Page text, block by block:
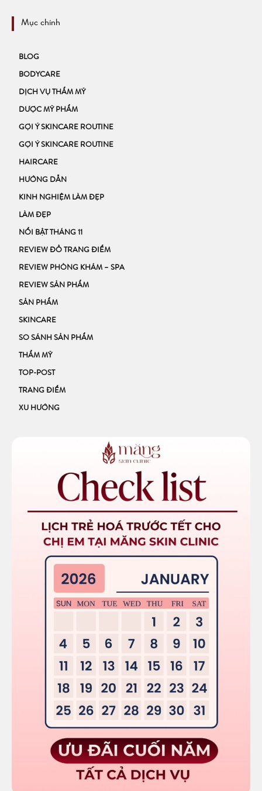
Mục chính
BLOG
BODYCARE
DỊCH VỤ THẨM MỸ
DƯỢC MỸ PHẨM
GỢI Ý SKINCARE ROUTINE
GỢI Ý SKINCARE ROUTINE
HAIRCARE
HƯỚNG DẪN
KINH NGHIỆM LÀM ĐẸP
LÀM ĐẸP
NỔI BẬT THÁNG 11
REVIEW ĐỒ TRANG ĐIỂM
REVIEW PHÒNG KHÁM – SPA
REVIEW SẢN PHẨM
SẢN PHẨM
SKINCARE
SO SÁNH SẢN PHẨM
THẨM MỸ
TOP-POST
TRANG ĐIỂM
XU HƯỚNG